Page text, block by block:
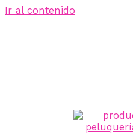
Ir al contenido